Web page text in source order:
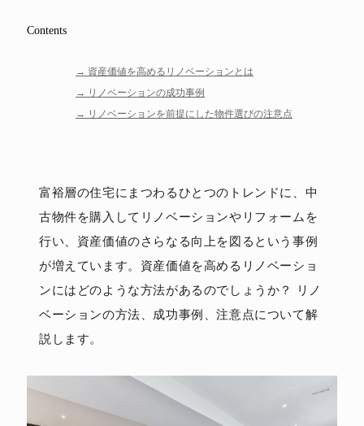
Contents
資産価値を高めるリノベーションとは
リノベーションの成功事例
リノベーションを前提にした物件選びの注意点
富裕層の住宅にまつわるひとつのトレンドに、中
古物件を購入してリノベーションやリフォームを
行い、資産価値のさらなる向上を図るという事例
が増えています。資産価値を高めるリノベーショ
ンにはどのような方法があるのでしょうか？ リノ
ベーションの方法、成功事例、注意点について解
説します。